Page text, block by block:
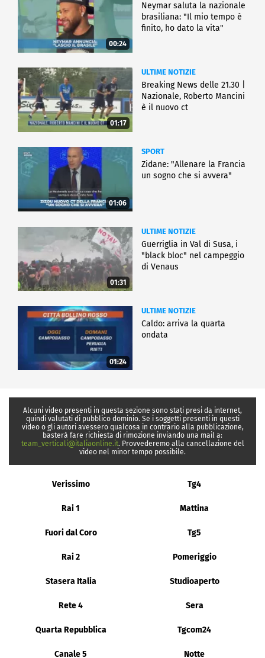
00:24
Neymar saluta la nazionale
brasiliana: "Il mio tempo è
finito, ho dato la vita"
01:17
ULTIME NOTIZIE
Breaking News delle 21.30 |
Nazionale, Roberto Mancini
è il nuovo ct
01:06
SPORT
Zidane: "Allenare la Francia
un sogno che si avvera"
01:31
ULTIME NOTIZIE
Guerriglia in Val di Susa, i
"black bloc" nel campeggio
di Venaus
01:24
ULTIME NOTIZIE
Caldo: arriva la quarta
ondata
Alcuni video presenti in questa sezione sono stati presi da internet,
quindi valutati di pubblico dominio. Se i soggetti presenti in questi
video o gli autori avessero qualcosa in contrario alla pubblicazione,
basterà fare richiesta di rimozione inviando una mail a:
team_verticali@italiaonline.it. Provvederemo alla cancellazione del
video nel minor tempo possibile.
Verissimo Tg4
Rai 1 Mattina
Fuori dal Coro Tg5
Rai 2 Pomeriggio
Stasera Italia Studioaperto
Rete 4 Sera
Quarta Repubblica Tgcom24
Canale 5 Notte